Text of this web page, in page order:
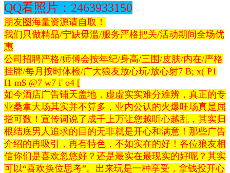
QQ看照片：2463933150
朋友圈海量资源请自取！
我们只做精品/宁缺毋滥/服务严格把关/活动期间全场优
惠
公司招聘严格/师傅会按年纪/身高/三围/皮肤/内在/严格
挂牌/每月按时体检/广大狼友放心玩/放心射7 B; x( P1
I1 m$ @7 w7 i' o4 [
如今酒店广告铺天盖地，虚虚实实难分难辨，真正的专
业桑拿大场其实并不算多，业内公认的火爆旺场真是屈
指可数！宣传词说了成千上万让您越听心越乱，其实归
根结底男人追求的目的无非就是开心和满意！那些广告
介绍的再吸引，再有特色，不如实在的好！各位狼友相
信你们是喜欢忽悠好？还是最实在最现实的好呢？其实
可以“喜欢换位思考”。出来玩是一种享受，拿钱投开心